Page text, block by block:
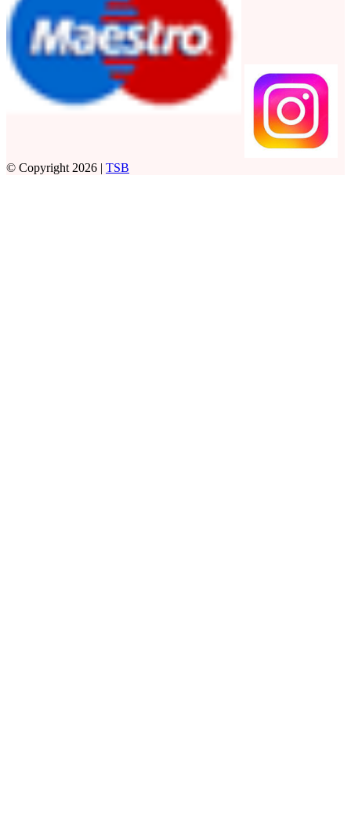
© Copyright 2026 | TSB